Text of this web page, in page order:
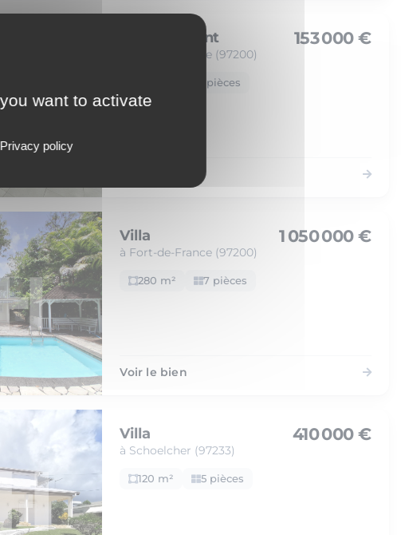
Appartement
à Fort-de-France (97200)
153 000 €
2 pièces
Villa
à Fort-de-France (97200)
1 050 000 €
280 m² 7 pièces
Voir le bien
Villa
à Schoelcher (97233)
410 000 €
120 m² 5 pièces
want to activate
Privacy policy